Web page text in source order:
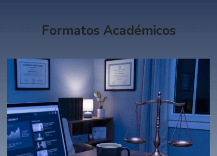
Formatos Académicos